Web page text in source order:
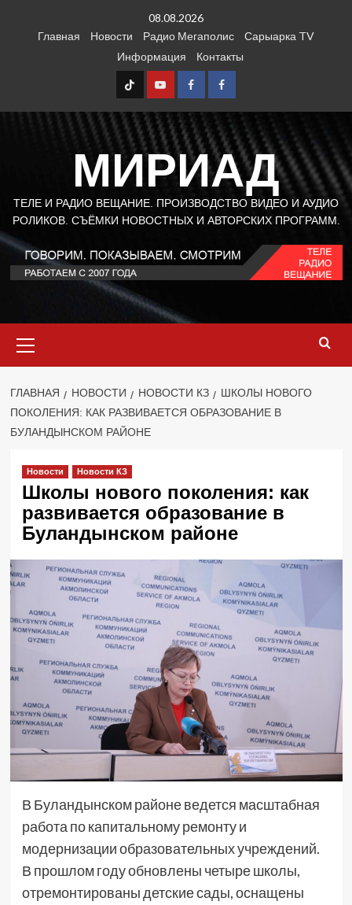
08.08.2026
Главная
Новости Радио Мегаполис
Сарыарка TV
Информация
Контакты
TT Youtube
FB1 FB2
МИРИАД
ТЕЛЕ И РАДИО ВЕЩАНИЕ. ПРОИЗВОДСТВО ВИДЕО И АУДИО
РОЛИКОВ. СЪЁМКИ НОВОСТНЫХ И АВТОРСКИХ ПРОГРАММ.
меню
ГЛАВНАЯ НОВОСТИ НОВОСТИ КЗ
ШКОЛЫ НОВОГО
ПОКОЛЕНИЯ: КАК РАЗВИВАЕТСЯ ОБРАЗОВАНИЕ В
БУЛАНДЫНСКОМ РАЙОНЕ
Новости Новости КЗ
Школы нового поколения: как
развивается образование в
Буландынском районе
В Буландынском районе ведется масштабная
работа по капитальному ремонту и
модернизации образовательных учреждений.
В прошлом году обновлены четыре школы,
отремонтированы детские сады, оснащены